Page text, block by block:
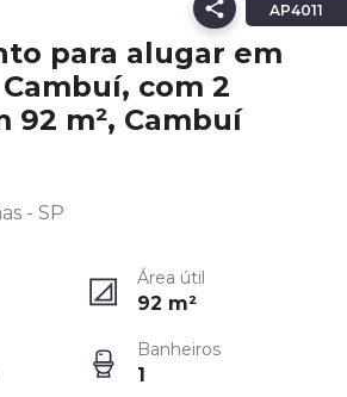
AP4011
para alugar em
com 2
92 m², Cambuí
- SP
Área útil
92 m²
Banheiros
1